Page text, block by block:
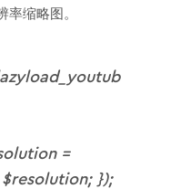
率缩略图。
=
});